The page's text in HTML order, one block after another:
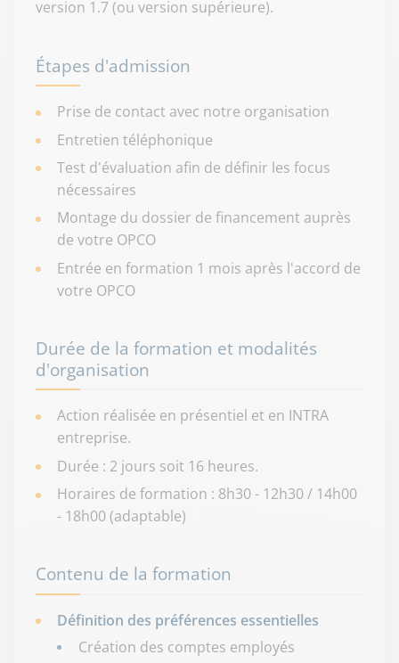
version 1.7 (ou version supérieure).
Étapes d'admission
Prise de contact avec notre organisation
Entretien téléphonique
Test d'évaluation afin de définir les focus
nécessaires
Montage du dossier de financement auprès
de votre OPCO
Entrée en formation 1 mois après l'accord de
votre OPCO
Durée de la formation et modalités
d'organisation
Action réalisée en présentiel et en INTRA
entreprise.
Durée : 2 jours soit 16 heures.
Horaires de formation : 8h30 - 12h30 / 14h00
- 18h00 (adaptable)
Contenu de la formation
Définition des préférences essentielles
Création des comptes employés